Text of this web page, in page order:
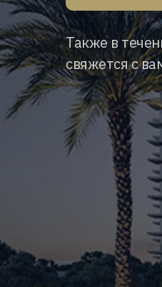
Также в
свяжется с